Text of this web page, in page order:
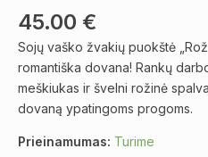
45.00 €
Sojų vaško žvakių puokštė
romantiška dovana! Rankų
meškiukas ir švelni rožinė
dovaną ypatingoms progoms.
Prieinamumas: Turime